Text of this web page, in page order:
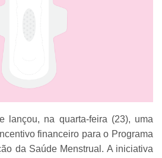
lançou, na quarta-feira (23), uma
financeiro para o Programa
da Saúde Menstrual. A iniciativa